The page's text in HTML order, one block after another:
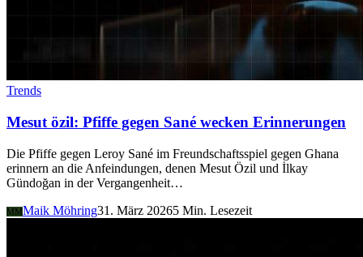
Trends
Mesut özil: Pfiffe gegen Sané wecken Erinnerungen
Die Pfiffe gegen Leroy Sané im Freundschaftsspiel gegen Ghana
erinnern an die Anfeindungen, denen Mesut Özil und İlkay
Gündoğan in der Vergangenheit…
MMMaik Möhring31. März 20265 Min. Lesezeit